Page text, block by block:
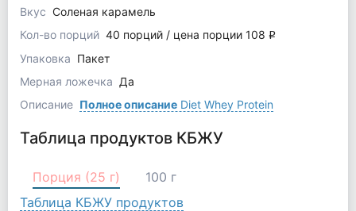
Вкус Соленая карамель
Кол-во порций 40 порций / цена порции 108 q
Упаковка Пакет
Мерная ложечка Да
Описание Полное описаниеDiet Whey Protein
Таблица продуктов КБЖУ
Порция (25 г)
100 г
Таблица КБЖУ продуктов